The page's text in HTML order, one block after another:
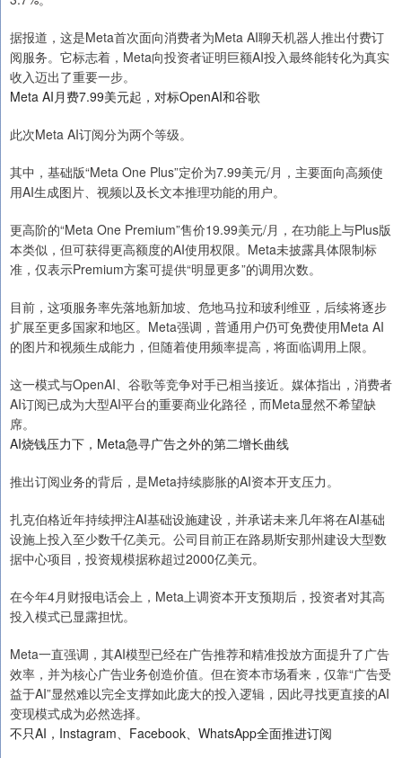
据报道，这是Meta首次面向消费者为Meta AI聊天机器人推出付费订
阅服务。它标志着，Meta向投资者证明巨额AI投入最终能转化为真实
收入迈出了重要一步。
Meta AI月费7.99美元起，对标OpenAI和谷歌
此次Meta AI订阅分为两个等级。
其中，基础版“Meta One Plus”定价为7.99美元/月，主要面向高频使
用AI生成图片、视频以及长文本推理功能的用户。
更高阶的“Meta One Premium”售价19.99美元/月，在功能上与Plus版
本类似，但可获得更高额度的AI使用权限。Meta未披露具体限制标
准，仅表示Premium方案可提供“明显更多”的调用次数。
目前，这项服务率先落地新加坡、危地马拉和玻利维亚，后续将逐步
扩展至更多国家和地区。Meta强调，普通用户仍可免费使用Meta AI
的图片和视频生成能力，但随着使用频率提高，将面临调用上限。
这一模式与OpenAI、谷歌等竞争对手已相当接近。媒体指出，消费者
AI订阅已成为大型AI平台的重要商业化路径，而Meta显然不希望缺
席。
AI烧钱压力下，Meta急寻广告之外的第二增长曲线
推出订阅业务的背后，是Meta持续膨胀的AI资本开支压力。
扎克伯格近年持续押注AI基础设施建设，并承诺未来几年将在AI基础
设施上投入至少数千亿美元。公司目前正在路易斯安那州建设大型数
据中心项目，投资规模据称超过2000亿美元。
在今年4月财报电话会上，Meta上调资本开支预期后，投资者对其高
投入模式已显露担忧。
Meta一直强调，其AI模型已经在广告推荐和精准投放方面提升了广告
效率，并为核心广告业务创造价值。但在资本市场看来，仅靠“广告受
益于AI”显然难以完全支撑如此庞大的投入逻辑，因此寻找更直接的AI
变现模式成为必然选择。
不只AI，Instagram、Facebook、WhatsApp全面推进订阅